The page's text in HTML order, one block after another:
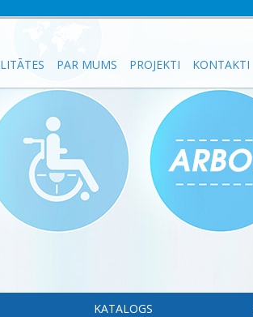
PAR MUMS PROJEKTI KONTAKTI
KATALOGS